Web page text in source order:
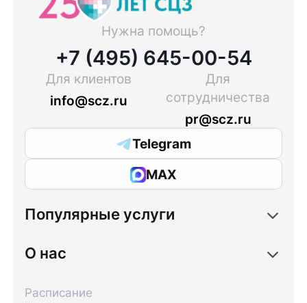
Нужна помощь?
+7 (495) 645-00-54
Для клиентов
info@scz.ru
Для
сотрудничества
pr@scz.ru
Telegram
MAX
Популярные услуги
О нас
Расписание